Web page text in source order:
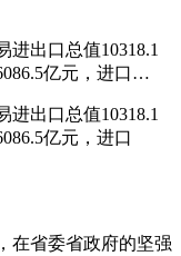
进出口总值10318.1
亿元，进口…
进出口总值10318.1
亿元，进口
在省委省政府的坚强